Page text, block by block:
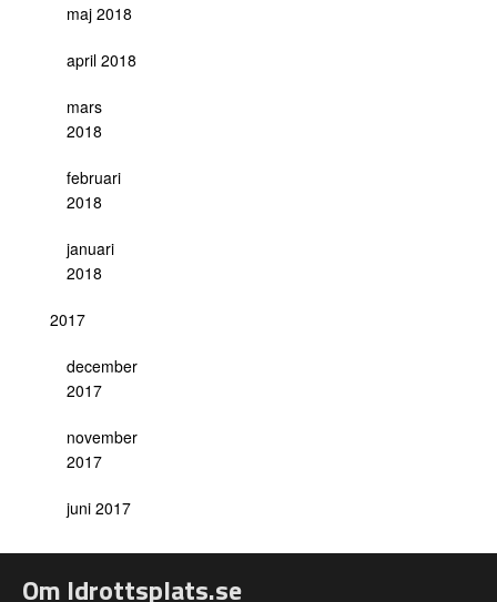
maj 2018
april 2018
mars
2018
februari
2018
januari
2018
2017
december
2017
november
2017
juni 2017
Om Idrottsplats.se